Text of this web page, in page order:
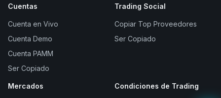
Cuentas
Cuenta en Vivo
Cuenta Demo
Cuenta PAMM
Ser Copiado
Trading Social
Copiar Top Proveedores
Ser Copiado
Mercados Condiciones de Trading